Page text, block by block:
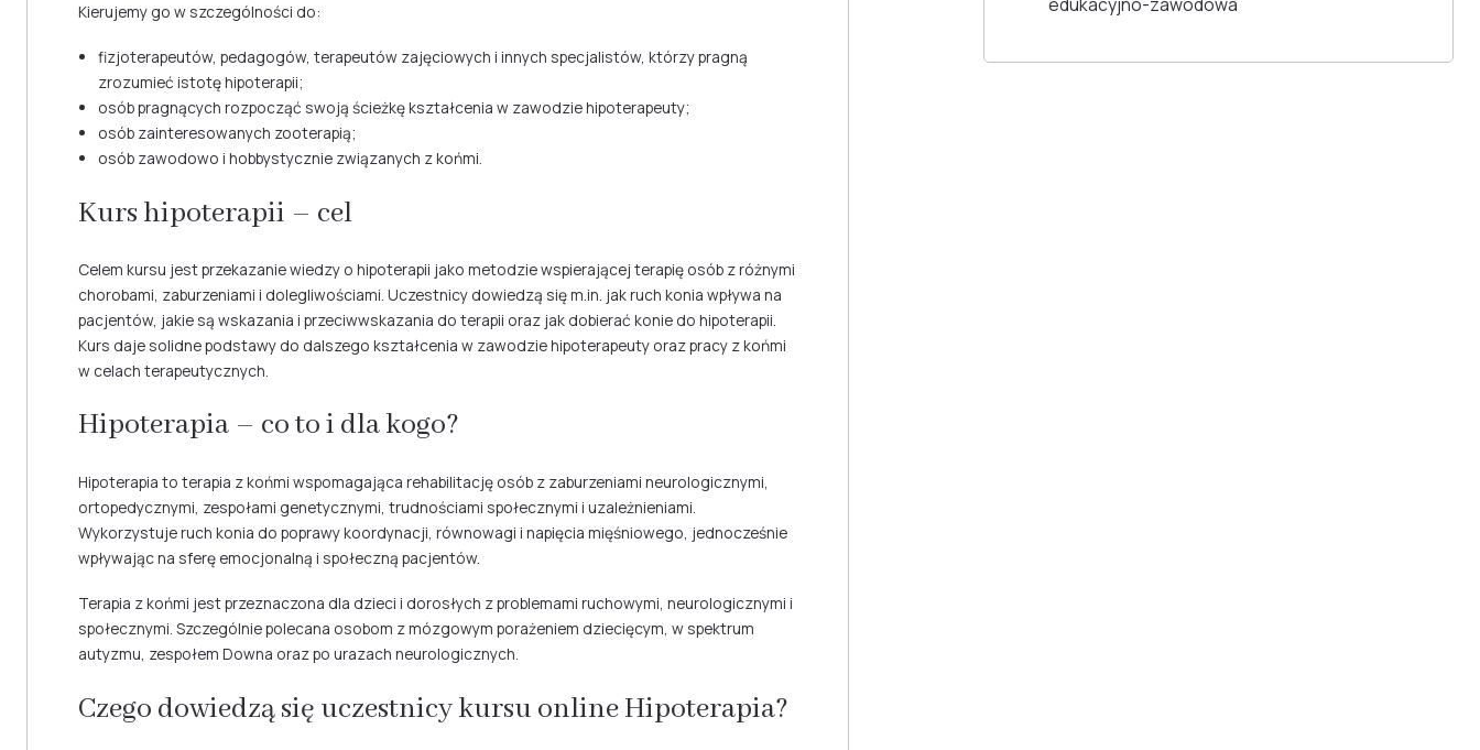
Kierujemy go w szczególności do:
fizjoterapeutów, pedagogów, terapeutów zajęciowych i innych specjalistów, którzy pragną
zrozumieć istotę hipoterapii;
osób pragnących rozpocząć swoją ścieżkę kształcenia w zawodzie hipoterapeuty;
osób zainteresowanych zooterapią;
osób zawodowo i hobbystycznie związanych z końmi.
Kurs hipoterapii – cel
Celem kursu jest przekazanie wiedzy o hipoterapii jako metodzie wspierającej terapię osób z różnymi
chorobami, zaburzeniami i dolegliwościami. Uczestnicy dowiedzą się m.in. jak ruch konia wpływa na
pacjentów, jakie są wskazania i przeciwwskazania do terapii oraz jak dobierać konie do hipoterapii.
Kurs daje solidne podstawy do dalszego kształcenia w zawodzie hipoterapeuty oraz pracy z końmi
w celach terapeutycznych.
Hipoterapia – co to i dla kogo?
Hipoterapia to terapia z końmi wspomagająca rehabilitację osób z zaburzeniami neurologicznymi,
ortopedycznymi, zespołami genetycznymi, trudnościami społecznymi i uzależnieniami.
Wykorzystuje ruch konia do poprawy koordynacji, równowagi i napięcia mięśniowego, jednocześnie
wpływając na sferę emocjonalną i społeczną pacjentów.
Terapia z końmi jest przeznaczona dla dzieci i dorosłych z problemami ruchowymi, neurologicznymi i
społecznymi. Szczególnie polecana osobom z mózgowym porażeniem dziecięcym, w spektrum
autyzmu, zespołem Downa oraz po urazach neurologicznych.
Czego dowiedzą się uczestnicy kursu online Hipoterapia?